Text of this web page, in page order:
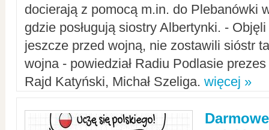
docierają z pomocą m.in. do Plebanówki
gdzie posługują siostry Albertynki. -
jeszcze przed wojną, nie zostawili sióstr
wojna - powiedział Radiu Podlasie
Rajd Katyński, Michał Szeliga. więcej »